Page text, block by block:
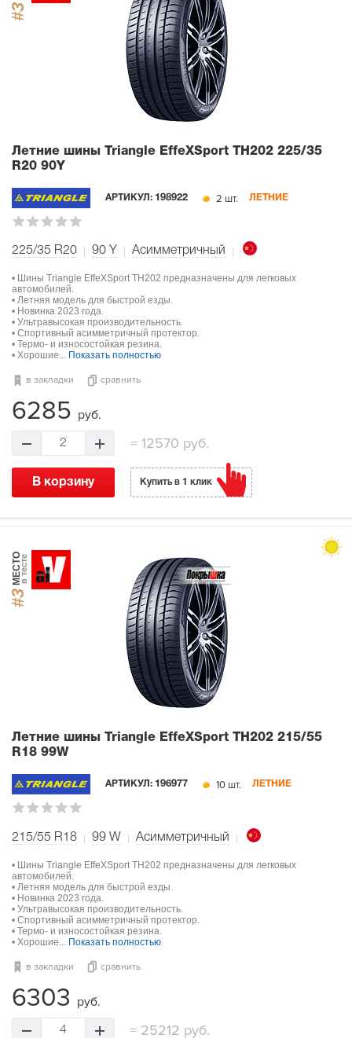
#3
Летние шины Triangle EffeXSport TH202 225/35
R20 90Y
АРТИКУЛ: 198922 2 шт. ЛЕТНИЕ
225/35 R20 90 Y Асимметричный
• Шины Triangle EffeXSport TH202 предназначены для легковых
автомобилей.
• Летняя модель для быстрой езды.
• Новинка 2023 года.
• Ультравысокая производительность.
• Спортивный асимметричный протектор.
• Термо- и износостойкая резина.
• Хорошие... Показать полностью
в закладки сравнить
6285 руб.
2 =12570 руб.
В корзину Купить в 1 клик
#3
МЕСТОв тесте
Летние шины Triangle EffeXSport TH202 215/55
R18 99W
АРТИКУЛ: 196977 10 шт. ЛЕТНИЕ
215/55 R18 99 W Асимметричный
• Шины Triangle EffeXSport TH202 предназначены для легковых
автомобилей.
• Летняя модель для быстрой езды.
• Новинка 2023 года.
• Ультравысокая производительность.
• Спортивный асимметричный протектор.
• Термо- и износостойкая резина.
• Хорошие...
Показать полностью
в закладки сравнить
6303 руб.
4 =25212 руб.